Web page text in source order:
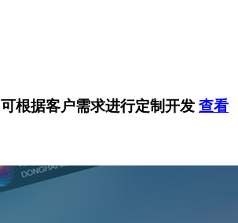
可根据客户需求进行定制开发 查看